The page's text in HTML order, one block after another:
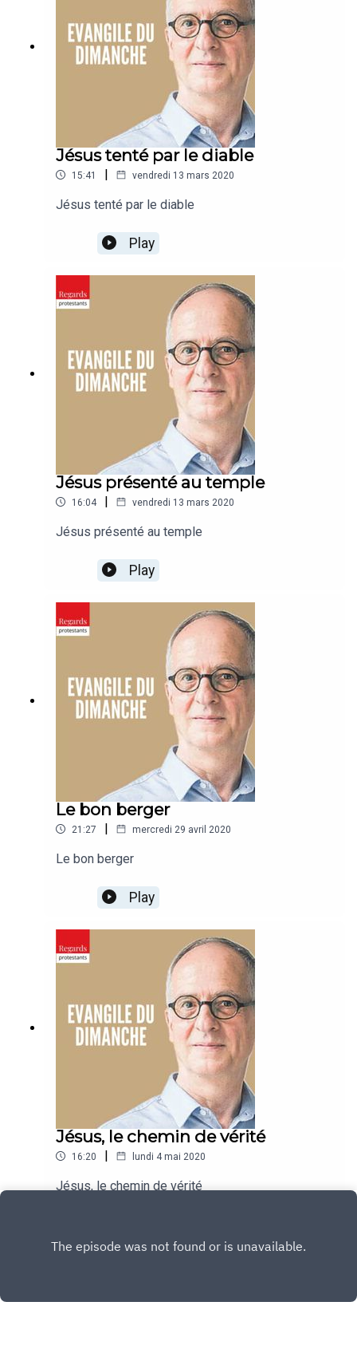
Jésus tenté par le diable
15:41 | vendredi 13 mars 2020
Jésus tenté par le diable
Play
Jésus présenté au temple
16:04 | vendredi 13 mars 2020
Jésus présenté au temple
Play
Le bon berger
21:27 | mercredi 29 avril 2020
Le bon berger
Play
Jésus, le chemin de vérité
16:20 | lundi 4 mai 2020
Jésus, le chemin de vérité